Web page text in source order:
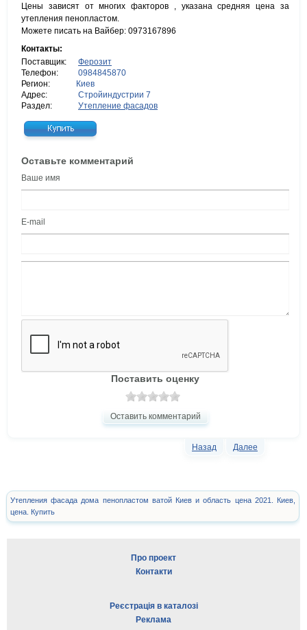
Цены зависят от многих факторов , указана средняя цена за
утепления пенопластом.
Можете писать на Вайбер: 0973167896
Контакты:
Поставщик:
Ферозит
Телефон:
0984845870
Регион:
Киев
Адрес:
Стройиндустрии 7
Раздел:
Утепление фасадов
Оставьте комментарий
Ваше имя
E-mail
Поставить оценку
Оставить комментарий
Назад Далее
Утепления фасада дома пенопластом ватой Киев и область цена 2021. Киев,
цена. Купить
Про проект
Контакти
Реєстрація в каталозі
Реклама